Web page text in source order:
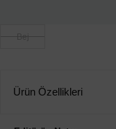
Ürün Özellikleri